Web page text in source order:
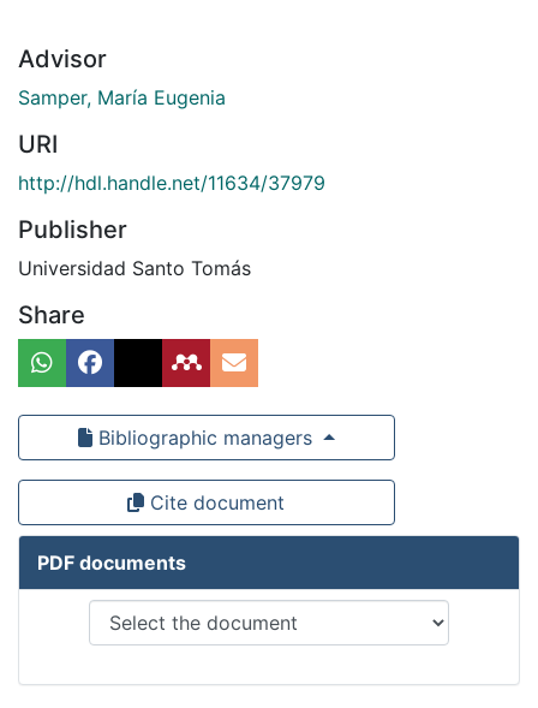
Advisor
Samper, María Eugenia
URI
http://hdl.handle.net/11634/37979
Publisher
Universidad Santo Tomás
Share
Bibliographic managers
Cite document
PDF documents